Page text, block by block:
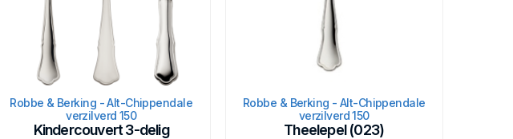
Robbe & Berking - Alt-Chippendale
verzilverd 150
Kindercouvert 3-delig
Robbe & Berking - Alt-Chippendale
verzilverd 150
Theelepel (023)